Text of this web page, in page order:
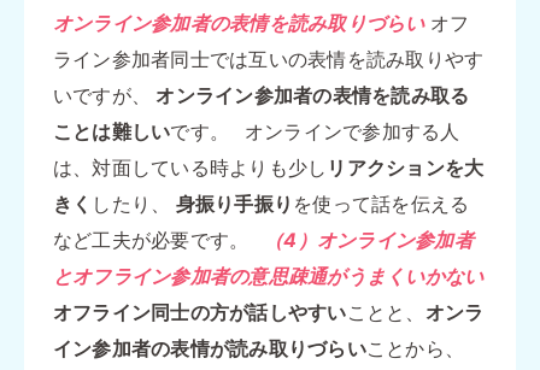
オンライン参加者の表情を読み取りづらいオフ
ライン参加者同士では互いの表情を読み取りやす
いですが、 オンライン参加者の表情を読み取る
ことは難しいです。 オンラインで参加する人
は、対面している時よりも少し リアクションを大
きく したり、 身振り手振り を使って話を伝える
など工夫が必要です。
（4）オンライン参加者
とオフライン参加者の意思疎通がうまくいかない
オフライン同士の方が話しやすいことと、 オンラ
イン参加者の表情が読み取りづらいことから、